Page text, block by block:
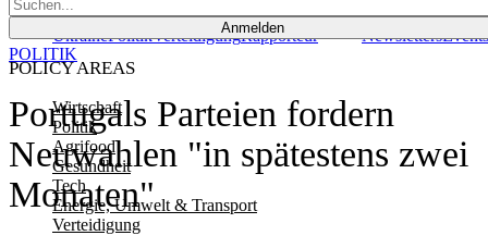
Anmelden
POLICY AREAS
Wirtschaft
Politik
Agrifood
Gesundheit
Tech
Energie, Umwelt & Transport
Verteidigung
UkrainePolitikVerteidigungRapporteur NewslettersEvents
Portugals Parteien fordern
Neuwahlen "in spätestens zwei
Monaten"
POLITIK